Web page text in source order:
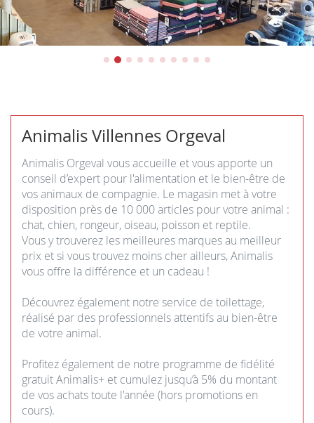
Animalis Villennes Orgeval
Animalis Orgeval vous accueille et vous apporte un
conseil d’expert pour l'alimentation et le bien-être de
vos animaux de compagnie. Le magasin met à votre
disposition près de 10 000 articles pour votre animal :
chat, chien, rongeur, oiseau, poisson et reptile.
Vous y trouverez les meilleures marques au meilleur
prix et si vous trouvez moins cher ailleurs, Animalis
vous offre la différence et un cadeau !
Découvrez également notre service de toilettage,
réalisé par des professionnels attentifs au bien-être
de votre animal.
Profitez également de notre programme de fidélité
gratuit Animalis+ et cumulez jusqu’à 5% du montant
de vos achats toute l'année (hors promotions en
cours).